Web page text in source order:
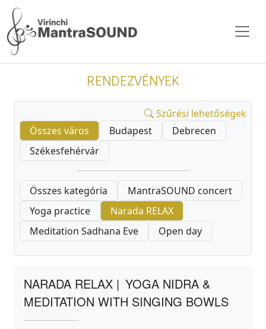
RENDEZVÉNYEK
Szűrési lehetőségek
Összes város
Budapest
Debrecen
Székesfehérvár
Összes kategória
MantraSOUND concert
Yoga practice
Narada RELAX
Meditation Sadhana Eve
Open day
NARADA RELAX | YOGA NIDRA &
MEDITATION WITH SINGING BOWLS